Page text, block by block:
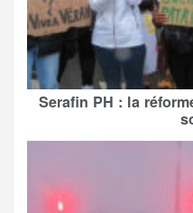
Serafin PH : la